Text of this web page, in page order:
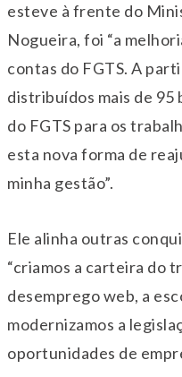
esteve à frente do
Nogueira, foi “a
contas do FGTS. A
distribuídos mais de 95
do FGTS para os
esta nova forma de
minha gestão”.
Ele alinha outras
“criamos a carteira do
desemprego web, a
modernizamos a
oportunidades de